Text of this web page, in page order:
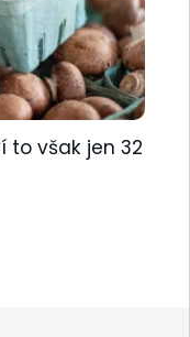
to však jen 32